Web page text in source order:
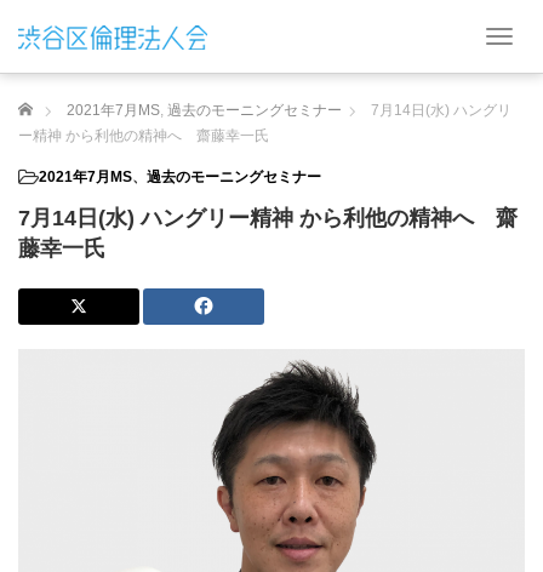
T
g
a
v
ホーム 2021年7月MS, 過去のモーニングセミナー
7月14日(水) ハングリ
ー精神 から利他の精神へ 齋藤幸一氏
2021年7月MS、 過去のモーニングセミナー
7月14日(水) ハングリー精神 から利他の精神へ 齋
藤幸一氏